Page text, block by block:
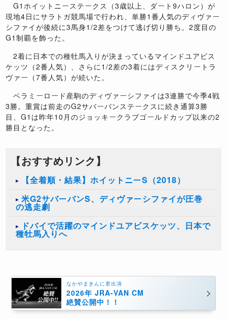
G1ホイットニーステークス（3歳以上、ダート9ハロン）が
現地4日にサラトガ競馬場で行われ、単勝1番人気のディヴァー
シファイが後続に3馬身1/2差をつけて逃げ切り勝ち。2度目の
G1制覇を飾った。
2着に日本での種牡馬入りが決まっているマインドユアビス
ケッツ（2番人気）、さらに1/2差の3着にはディスクリートラ
ヴァー（7番人気）が続いた。
ベラミーロード産駒のディヴァーシファイは3連勝で今季4戦
3勝。重賞は前走のG2サバーバンステークスに続き通算3勝
目、G1は昨年10月のジョッキークラブゴールドカップ以来の2
勝目となった。
【おすすめリンク】
【全着順・結果】ホイットニーS（2018）
米G2サバーバンS、ディヴァーシファイが圧巻
の逃走劇
ドバイで活躍のマインドユアビスケッツ、日本で
種牡馬入りへ
なかやまきんに君出演
2026年 JRA-VAN CM
絶賛公開中！！